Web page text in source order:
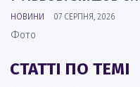
НОВИНИ 07 СЕРПНЯ, 2026
Фото
СТАТТІ ПО ТЕМІ